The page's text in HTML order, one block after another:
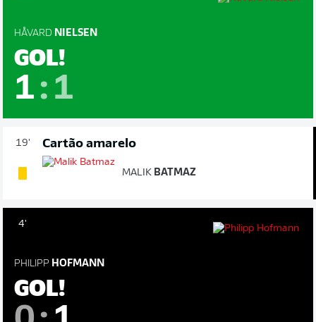
HÅVARD NIELSEN
GOL!
1: 1
19' Cartão amarelo
MALIK BATMAZ
4'
PHILIPP HOFMANN
GOL!